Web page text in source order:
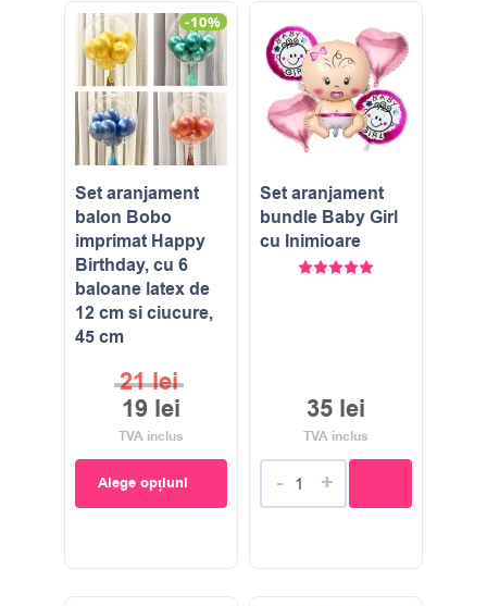
-10%
Set aranjament
balon Bobo
imprimat Happy
Birthday, cu 6
baloane latex de
12 cm si ciucure,
45 cm
21lei
19 lei
TVA inclus
Alege opțiuni
Set aranjament
bundle Baby Girl
cu Inimioare
35 lei
TVA inclus
- +